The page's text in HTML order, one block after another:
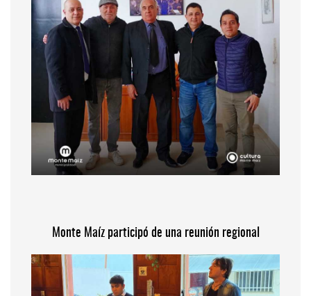
Monte Maíz participó de una reunión regional